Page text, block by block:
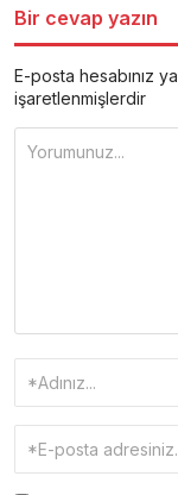
Bir cevap yazın
E-posta hesabınız
işaretlenmişlerdir